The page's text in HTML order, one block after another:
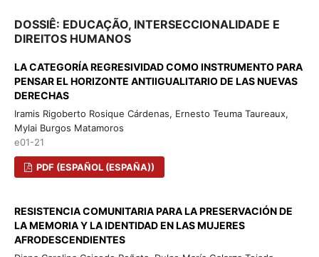
DOSSIÊ: EDUCAÇÃO, INTERSECCIONALIDADE E
DIREITOS HUMANOS
LA CATEGORÍA REGRESIVIDAD COMO INSTRUMENTO PARA
PENSAR EL HORIZONTE ANTIIGUALITARIO DE LAS NUEVAS
DERECHAS
Iramis Rigoberto Rosique Cárdenas, Ernesto Teuma Taureaux,
Mylai Burgos Matamoros
e01-21
PDF (ESPAÑOL (ESPAÑA))
RESISTENCIA COMUNITARIA PARA LA PRESERVACIÓN DE
LA MEMORIA Y LA IDENTIDAD EN LAS MUJERES
AFRODESCENDIENTES